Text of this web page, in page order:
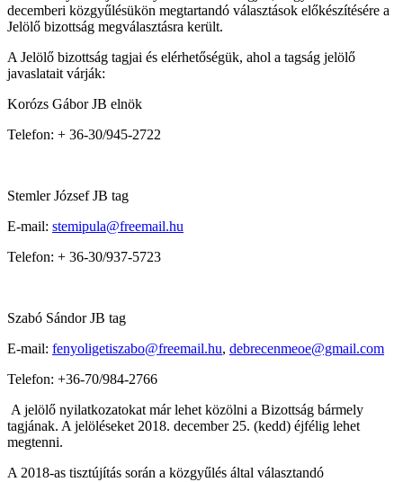
decemberi közgyűlésükön megtartandó választások előkészítésére a
Jelölő bizottság megválasztásra került.
A Jelölő bizottság tagjai és elérhetőségük, ahol a tagság jelölő
javaslatait várják:
Korózs Gábor JB elnök
Telefon: + 36-30/945-2722
Stemler József JB tag
E-mail: stemipula@freemail.hu
Telefon: + 36-30/937-5723
Szabó Sándor JB tag
E-mail: fenyoligetiszabo@freemail.hu, debrecenmeoe@gmail.com
Telefon: +36-70/984-2766
A jelölő nyilatkozatokat már lehet közölni a Bizottság bármely
tagjának. A jelöléseket 2018. december 25. (kedd) éjfélig lehet
megtenni.
A 2018-as tisztújítás során a közgyűlés által választandó